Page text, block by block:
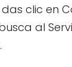
clic en
al